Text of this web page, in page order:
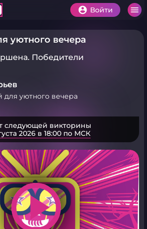
Войти
уютного вечера
Победители
для уютного вечера
следующей викторины
2026 в 18:00 по МСК
play_arrow